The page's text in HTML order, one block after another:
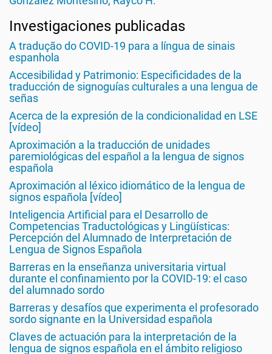
Investigaciones publicadas
A tradução do COVID-19 para a língua de sinais
espanhola
Accesibilidad y Patrimonio: Especificidades de la
traducción de signoguías culturales a una lengua de
señas
Acerca de la expresión de la condicionalidad en LSE
[vídeo]
Aproximación a la traducción de unidades
paremiológicas del español a la lengua de signos
española
Aproximación al léxico idiomático de la lengua de
signos española [vídeo]
Inteligencia Artificial para el Desarrollo de
Competencias Traductológicas y Lingüísticas:
Percepción del Alumnado de Interpretación de
Lengua de Signos Española
Barreras en la enseñanza universitaria virtual
durante el confinamiento por la COVID-19: el caso
del alumnado sordo
Barreras y desafíos que experimenta el profesorado
sordo signante en la Universidad española
Claves de actuación para la interpretación de la
lengua de signos española en el ámbito religioso